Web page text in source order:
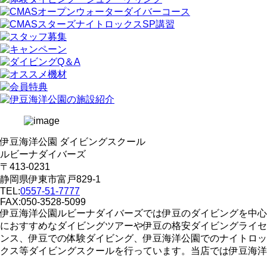
伊豆海洋公園 ダイビングスクール
ルビーナダイバーズ
〒413-0231
静岡県伊東市富戸829-1
TEL:0557-51-7777
FAX:050-3528-5099
伊豆海洋公園ルビーナダイバーズでは伊豆のダイビングを中心
におすすめなダイビングツアーや伊豆の格安ダイビングライセ
ンス、伊豆での体験ダイビング、伊豆海洋公園でのナイトロッ
クス等ダイビングスクールを行っています。当店では伊豆海洋